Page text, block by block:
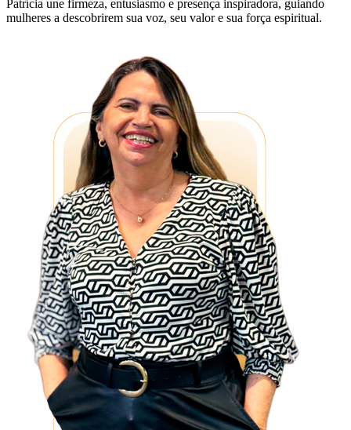
Patrícia une firmeza, entusiasmo e presença inspiradora, guiando
mulheres a descobrirem sua voz, seu valor e sua força espiritual.